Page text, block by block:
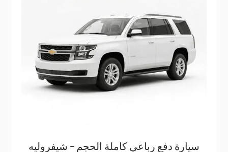
سيارة دفع رباعي كاملة الحجم - شيفروليه